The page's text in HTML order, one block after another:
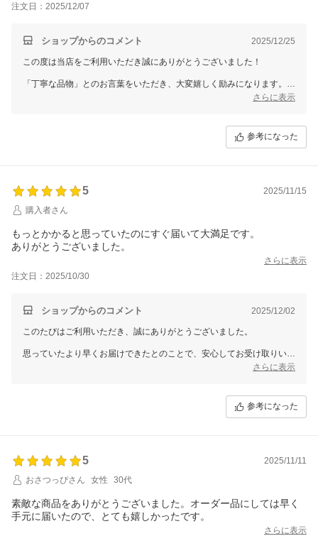
注文日：2025/12/07
ショップからのコメント 2025/12/25
この度は当店をご利用いただき誠にありがとうございました！
「丁寧な品物」とのお言葉をいただき、大変嬉しく励みになります。
さらに表示
参考になった
5
2025/11/15
購入者さん
もっとかかると思っていたのにすぐ届いて大満足です。
ありがとうございました。
さらに表示
注文日：2025/10/30
ショップからのコメント 2025/12/02
このたびはご利用いただき、誠にありがとうございました。
思っていたより早くお届けできたとのことで、安心してお受け取りいた
またぜひカーテン選びのお手伝いができましたら嬉しいです。
さらに表示
参考になった
5
2025/11/11
おさつっぴさん
女性 30代
素敵な商品をありがとうございました。オーダー品にしては早く
手元に届いたので、とても嬉しかったです。
さらに表示